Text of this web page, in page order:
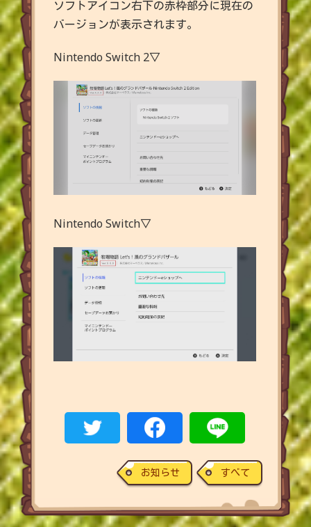
ソフトアイコン右下の赤枠部分に現在の
バージョンが表示されます。
Nintendo Switch 2▽
Nintendo Switch▽
お知らせ すべて